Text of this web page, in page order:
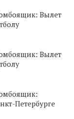
Вылет
Вылет
Петербурге